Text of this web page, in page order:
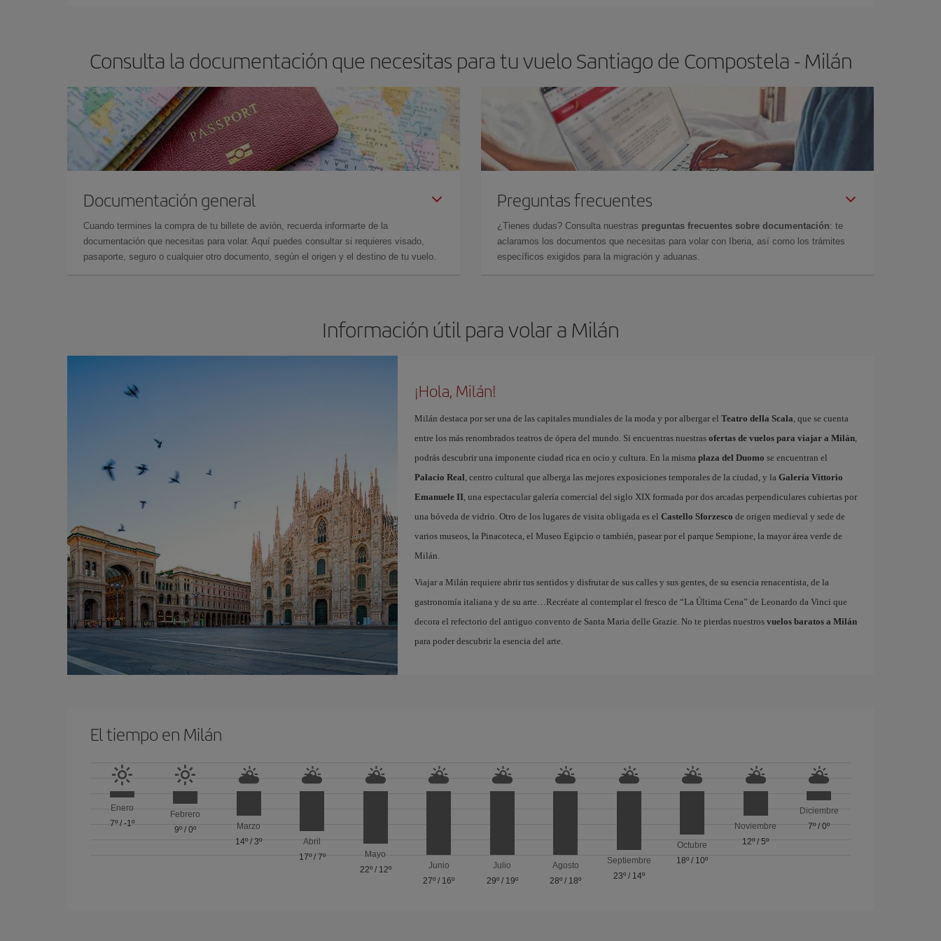
Consulta la documentación que necesitas para tu vuelo Santiago de Compostela - Milán
Documentación general
Cuando termines la compra de tu billete de avión, recuerda informarte de la
documentación que necesitas para volar. Aquí puedes consultar si requieres visado,
pasaporte, seguro o cualquier otro documento, según el origen y el destino de tu vuelo.
Preguntas frecuentes
¿Tienes dudas? Consulta nuestras preguntas frecuentes sobre documentación: te
aclaramos los documentos que necesitas para volar con Iberia, así como los trámites
específicos exigidos para la migración y aduanas.
Información útil para volar a Milán
¡Hola, Milán!
Milán destaca por ser una de las capitales mundiales de la moda y por albergar el Teatro della Scala, que se cuenta
entre los más renombrados teatros de ópera del mundo. Si encuentras nuestras ofertas de vuelos para viajar a Milán,
podrás descubrir una imponente ciudad rica en ocio y cultura. En la misma plaza del Duomo se encuentran el
Palacio Real, centro cultural que alberga las mejores exposiciones temporales de la ciudad, y la Galería Vittorio
Emanuele II, una espectacular galería comercial del siglo XIX formada por dos arcadas perpendiculares cubiertas por
una bóveda de vidrio. Otro de los lugares de visita obligada es el Castello Sforzesco de origen medieval y sede de
varios museos, la Pinacoteca, el Museo Egipcio o también, pasear por el parque Sempione, la mayor área verde de
Milán.
Viajar a Milán requiere abrir tus sentidos y disfrutar de sus calles y sus gentes, de su esencia renacentista, de la
gastronomía italiana y de su arte…Recréate al contemplar el fresco de “La Última Cena” de Leonardo da Vinci que
decora el refectorio del antiguo convento de Santa Maria delle Grazie. No te pierdas nuestros vuelos baratos a Milán
para poder descubrir la esencia del arte.
El tiempo en Milán
Enero
7º/ -1º
Febrero
9º /0º
Marzo
14º/3º
Abril
17º/ 7º
Mayo
22º/ 12º
Junio
27º / 16º
Julio
29º/ 19º
Agosto
28º / 18º
Septiembre
23º/ 14º
Octubre
18º / 10º
Noviembre
12º/5º
Diciembre
7º/0º